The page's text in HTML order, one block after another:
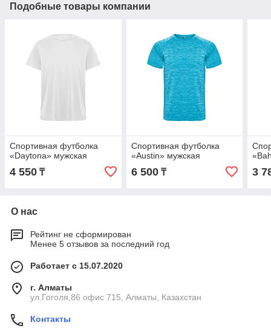
Подобные товары компании
Спортивная футболка
«Daytona» мужская
4 550 ₸
Спортивная футболка
«Austin» мужская
6 500₸ 3
О нас
Рейтинг не сформирован
Менее 5 отзывов за последний год
Работает с 15.07.2020
г. Алматы
ул.Гоголя,86 офис 715, Алматы, Казахстан
Контакты